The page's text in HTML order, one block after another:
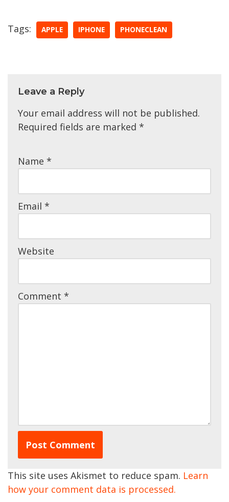
Tags: APPLE IPHONE PHONECLEAN
Leave a Reply
Your email address will not be published.
Required fields are marked *
Name *
Email *
Website
Comment *
This site uses Akismet to reduce spam. Learn
how your comment data is processed.